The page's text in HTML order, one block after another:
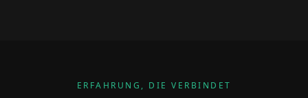
ERFAHRUNG, DIE VERBINDET